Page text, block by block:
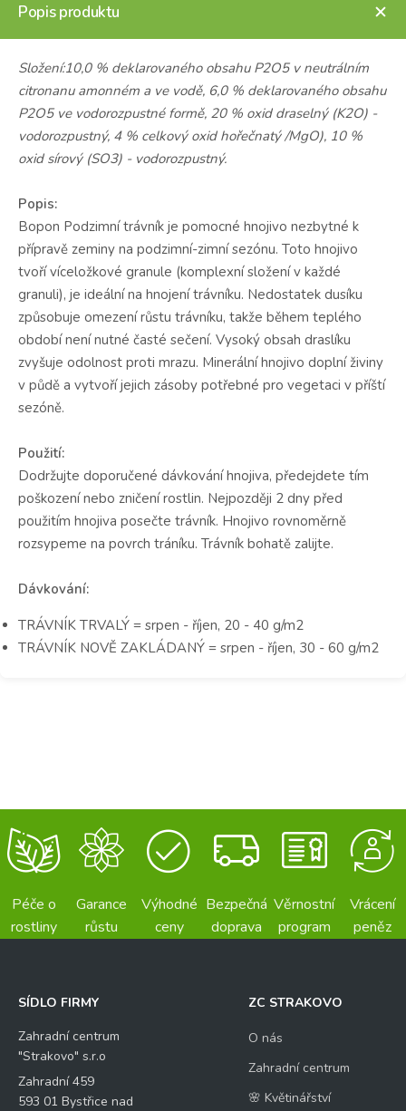
Popis produktu
Složení:10,0 % deklarovaného obsahu P2O5 v neutrálním
citronanu amonném a ve vodě, 6,0 % deklarovaného obsahu
P2O5 ve vodorozpustné formě, 20 % oxid draselný (K2O) -
vodorozpustný, 4 % celkový oxid hořečnatý /MgO), 10 %
oxid sírový (SO3) - vodorozpustný.
Popis:
Bopon Podzimní trávník je pomocné hnojivo nezbytné k
přípravě zeminy na podzimní-zimní sezónu. Toto hnojivo
tvoří víceložkové granule (komplexní složení v každé
granuli), je ideální na hnojení trávníku. Nedostatek dusíku
způsobuje omezení růstu trávníku, takže během teplého
období není nutné časté sečení. Vysoký obsah draslíku
zvyšuje odolnost proti mrazu. Minerální hnojivo doplní živiny
v půdě a vytvoří jejich zásoby potřebné pro vegetaci v příští
sezóně.
Použití:
Dodržujte doporučené dávkování hnojiva, předejdete tím
poškození nebo zničení rostlin. Nejpozději 2 dny před
použitím hnojiva posečte trávník. Hnojivo rovnoměrně
rozsypeme na povrch tráníku. Trávník bohatě zalijte.
Dávkování:
TRÁVNÍK TRVALÝ = srpen - říjen, 20 - 40 g/m2
TRÁVNÍK NOVĚ ZAKLÁDANÝ = srpen - říjen, 30 - 60 g/m2
Péče o
rostliny
Garance
růstu
Výhodné
ceny
Bezpečná
doprava
Věrnostní
program
Vrácení
peněz
SÍDLO FIRMY
Zahradní centrum
"Strakovo" s.r.o
Zahradní 459
593 01 Bystřice nad
ZC STRAKOVO
O nás
Zahradní centrum
🌸 Květinářství